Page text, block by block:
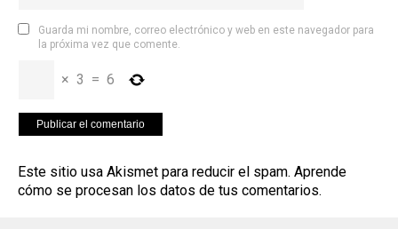
Guarda mi nombre, correo electrónico y web en este navegador para
la próxima vez que comente.
× 3 = 6
Este sitio usa Akismet para reducir el spam. Aprende
cómo se procesan los datos de tus comentarios.